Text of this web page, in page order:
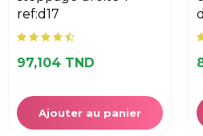
ref:d17
97,104 TND
Ajouter au panier